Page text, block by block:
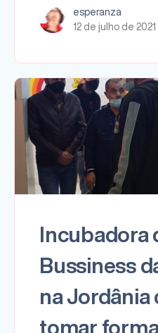
esperanza
12 de julho de 2021
Incubadora
Bussiness
na Jordânia
tomar forma